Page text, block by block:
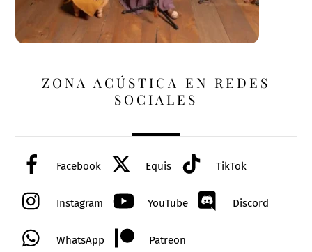
ZONA ACÚSTICA EN REDES
SOCIALES
Facebook Equis TikTok
Instagram YouTube Discord
WhatsApp Patreon